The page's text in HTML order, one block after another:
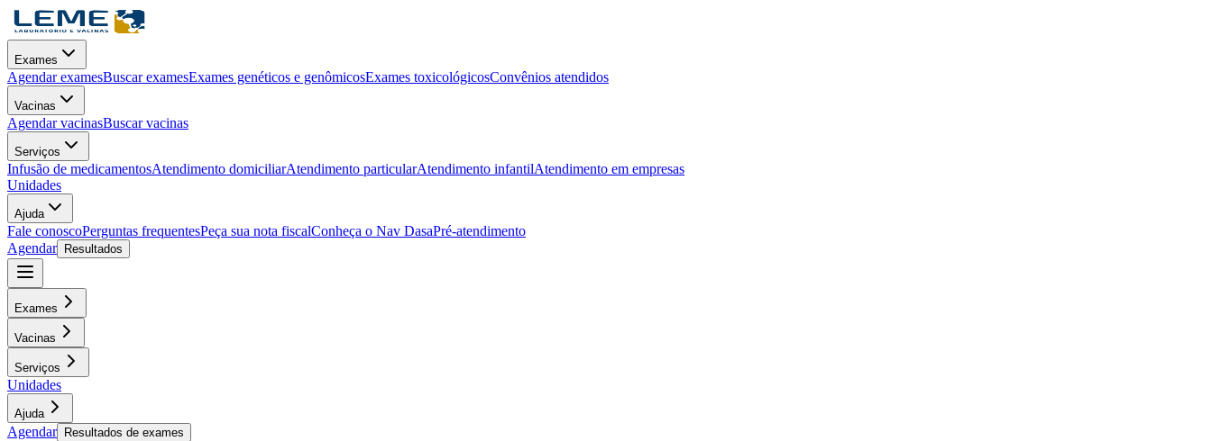
Exames
Agendar examesBuscar examesExames genéticos e genômicosExames toxicológicosConvênios atendidos
Vacinas
Agendar vacinasBuscar vacinas
Serviços
Infusão de medicamentosAtendimento domiciliarAtendimento particularAtendimento infantilAtendimento em empresas
Unidades
Ajuda
Fale conoscoPerguntas frequentesPeça sua nota fiscalConheça o Nav DasaPré-atendimento
Agendar
Resultados
Exames
Vacinas
Serviços
Unidades
Ajuda
Agendar Resultados de exames